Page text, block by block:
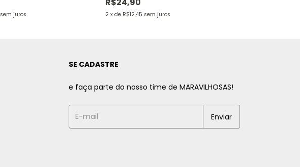
sem juros 2 x de R$12,45 sem juros
SE CADASTRE
e faça parte do nosso time de MARAVILHOSAS!